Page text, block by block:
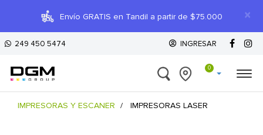
×
Envío GRATIS en Tandil a partir de $75.000
249 450 5474 INGRESAR
0
IMPRESORAS Y ESCANER IMPRESORAS LASER